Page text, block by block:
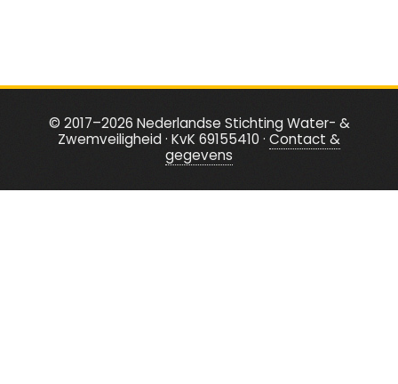
© 2017–2026 Nederlandse Stichting Water- &
Zwemveiligheid · KvK 69155410 · Contact &
gegevens